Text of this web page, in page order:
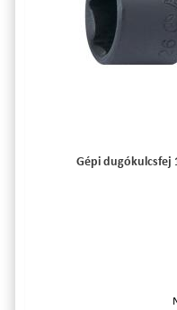
Gépi dugókulcsfej